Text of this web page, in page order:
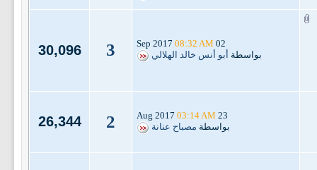
02 Sep 2017
08:32 AM
بواسطة أبو أنس خالد الهلالي 3
30,096
23 Aug 2017
03:14 AM
بواسطة مصباح عنانة 2
26,344